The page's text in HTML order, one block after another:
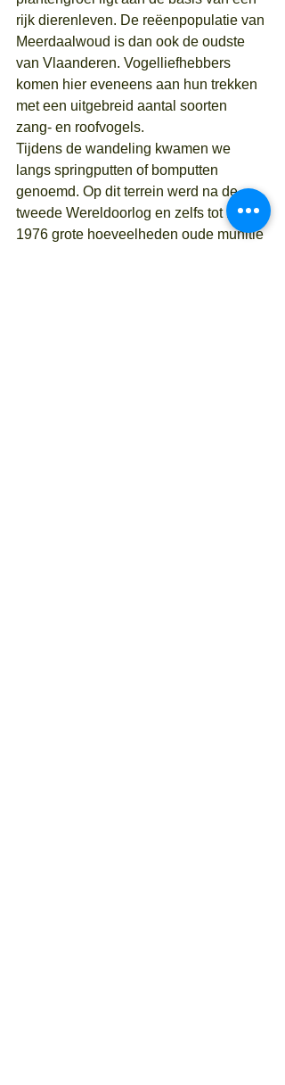
rijk dierenleven. De reëenpopulatie van
Meerdaalwoud is dan ook de oudste
van Vlaanderen. Vogelliefhebbers
komen hier eveneens aan hun trekken
met een uitgebreid aantal soorten
zang- en roofvogels.
Tijdens de wandeling kwamen we
langs springputten of bomputten
genoemd. Op dit terrein werd na de
tweede Wereldoorlog en zelfs tot in
1976 grote hoeveelheden oude munitie